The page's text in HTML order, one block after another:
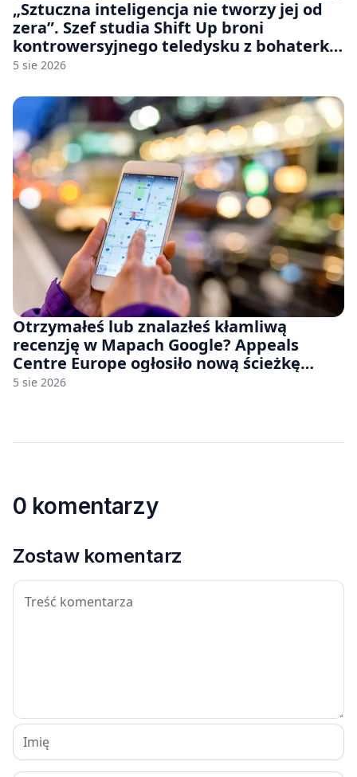
„Sztuczna inteligencja nie tworzy jej od
zera”. Szef studia Shift Up broni
kontrowersyjnego teledysku z bohaterką
Stellar Blade: Blood Rain
5 sie 2026
Otrzymałeś lub znalazłeś kłamliwą
recenzję w Mapach Google? Appeals
Centre Europe ogłosiło nową ścieżkę
odwoławczą dla firm i konsumentów
5 sie 2026
0 komentarzy
Zostaw komentarz